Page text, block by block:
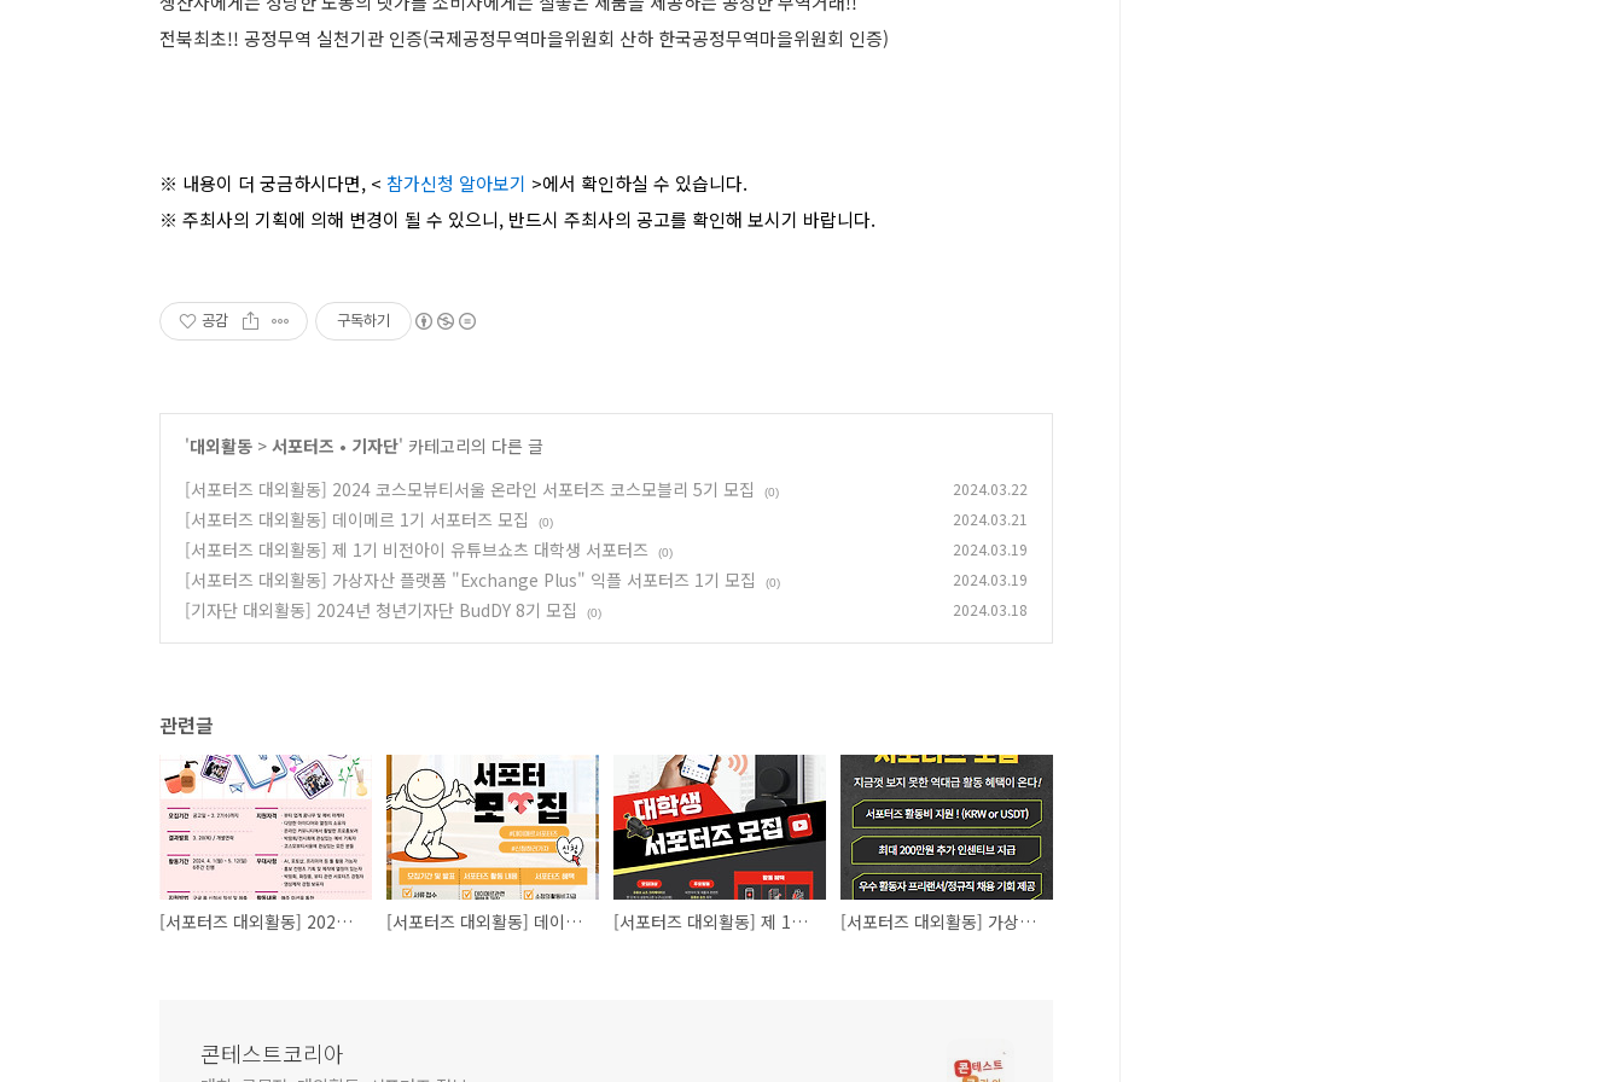
전북최초!! 공정무역 실천기관 인증(국제공정무역마을위원회 산하 한국공정무역마을위원회 인증)
※ 내용이 더 궁금하시다면, < 참가신청 알아보기 >에서 확인하실 수 있습니다.
※ 주최사의 기획에 의해 변경이 될 수 있으니, 반드시 주최사의 공고를 확인해 보시기 바랍니다.
공감 구독하기
'대외활동 > 서포터즈 • 기자단' 카테고리의 다른 글
[서포터즈 대외활동] 2024 코스모뷰티서울 온라인 서포터즈 코스모블리 5기 모집
(0) 2024.03.22
[서포터즈 대외활동] 데이메르 1기 서포터즈 모집 (0) 2024.03.21
[서포터즈 대외활동] 제 1기 비전아이 유튜브쇼츠 대학생 서포터즈 (0) 2024.03.19
[서포터즈 대외활동] 가상자산 플랫폼 "Exchange Plus" 익플 서포터즈 1기 모집 (0) 2024.03.19
[기자단 대외활동] 2024년 청년기자단 BudDY 8기 모집 (0) 2024.03.18
관련글
[서포터즈 대외활동] 2024 코스모뷰티서울 온라인 서포터즈 코스모블리 5기 모집 [서포터즈 대외활동] 데이메르 1기 서포터즈 모집 [서포터즈 대외활동] 제 1기 비전아이 유튜브쇼츠 대학생 서포터즈 [서포터즈 대외활동] 가상자산 플랫폼 "Exchange Plus" 익플 서포터즈 1기 모집
콘테스트코리아